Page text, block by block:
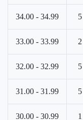
34.00 - 34.99 5
33.00 - 33.99 2
32.00 - 32.99 5
31.00 - 31.99 5
30.00 - 30.99 1